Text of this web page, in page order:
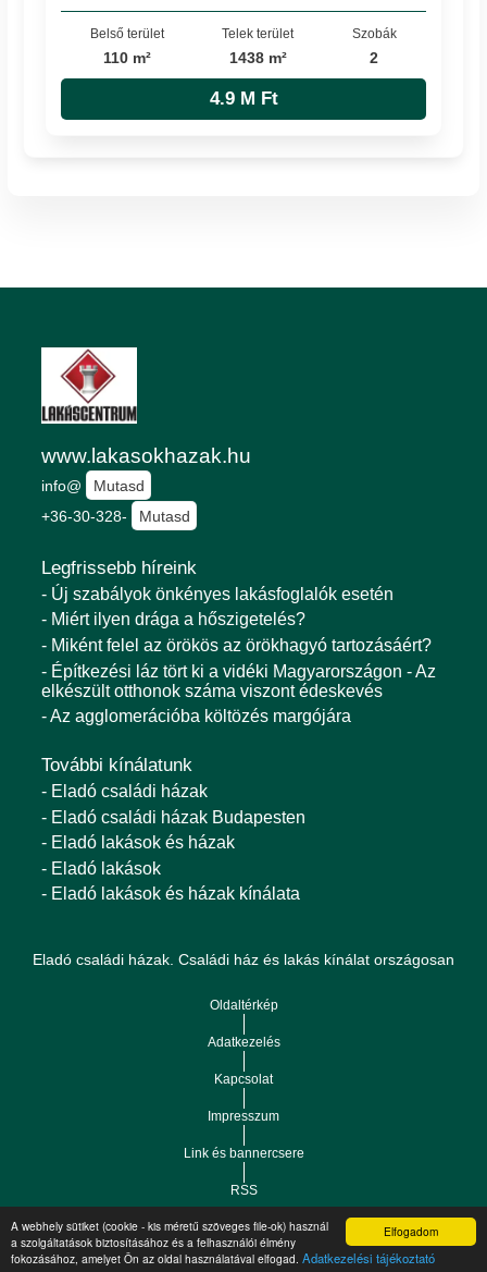
Elfogadom
A webhely sütiket (cookie - kis méretű szöveges file-ok) használ
a szolgáltatások biztosításához és a felhasználói élmény
fokozásához, amelyet Ön az oldal használatával elfogad. Adatkezelési tájékoztató
Belső terület
110 m²
Telek terület
1438 m²
Szobák
2
4.9 M Ft
www.lakasokhazak.hu
info@
Mutasd
+36-30-328-
Mutasd
Legfrissebb híreink
- Új szabályok önkényes lakásfoglalók esetén
- Miért ilyen drága a hőszigetelés?
- Miként felel az örökös az örökhagyó tartozásáért?
- Építkezési láz tört ki a vidéki Magyarországon - Az
elkészült otthonok száma viszont édeskevés
- Az agglomerációba költözés margójára
További kínálatunk
- Eladó családi házak
- Eladó családi házak Budapesten
- Eladó lakások és házak
- Eladó lakások
- Eladó lakások és házak kínálata
Eladó családi házak. Családi ház és lakás kínálat országosan
Oldaltérkép
Adatkezelés
Kapcsolat
Impresszum
Link és bannercsere
RSS
Copyright © 2021.Vár-Köz Kft. - Ingatlan nyilvántartó, ügyviteli és
adminisztrációs szoftver